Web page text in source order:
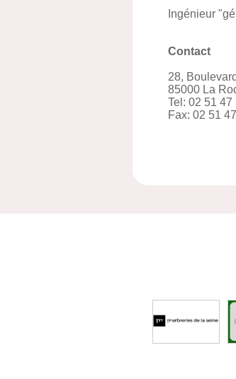
Ingénieur
Contact
28,
85000 La
Tel: 02 51 47
Fax: 02 51